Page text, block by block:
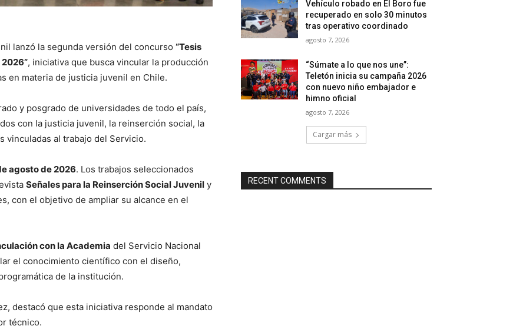
lanzó la segunda versión del concurso “Tesis
, iniciativa que busca vincular la producción
en materia de justicia juvenil en Chile.
y posgrado de universidades de todo el país,
con la justicia juvenil, la reinserción social, la
vinculadas al trabajo del Servicio.
agosto de 2026. Los trabajos seleccionados
Señales para la Reinserción Social Juvenil y
con el objetivo de ampliar su alcance en el
con la Academia del Servicio Nacional
el conocimiento científico con el diseño,
de la institución.
destacó que esta iniciativa responde al mandato
técnico.
Vehículo robado en El Boro fue
recuperado en solo 30 minutos
tras operativo coordinado
agosto 7, 2026
“Súmate a lo que nos une”:
Teletón inicia su campaña 2026
con nuevo niño embajador e
himno oficial
agosto 7, 2026
Cargar más
RECENT COMMENTS